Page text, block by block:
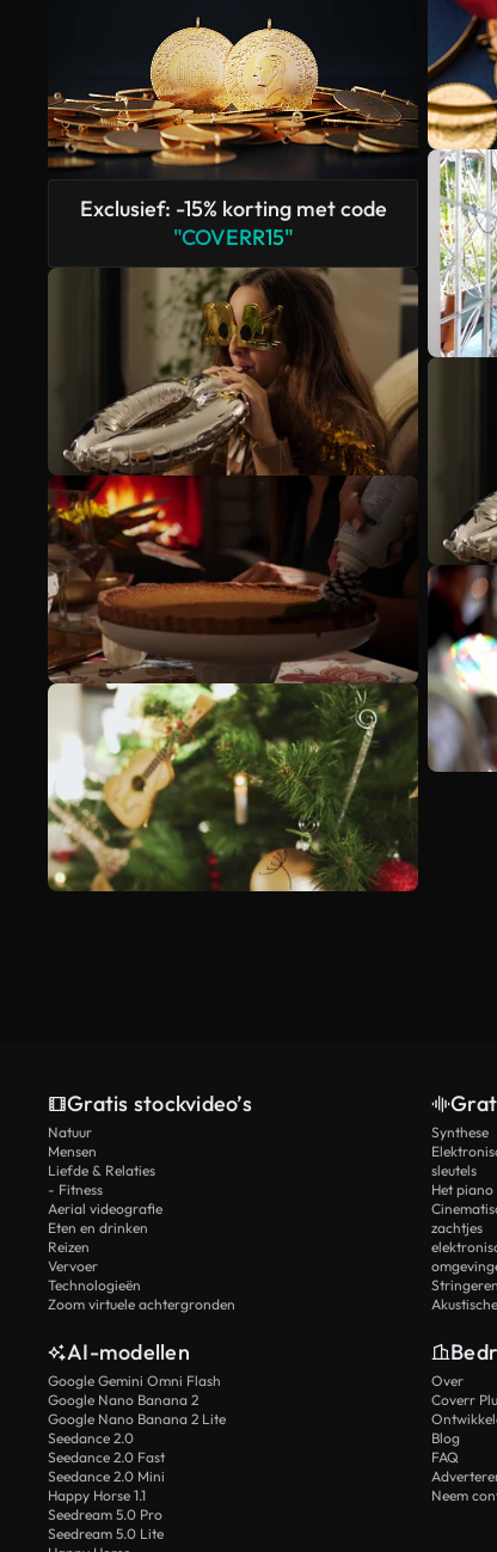
Exclusief: -15% korting met code
"COVERR15"
Gratis stockvideo’s
Natuur
Mensen
Liefde & Relaties
- Fitness
Aerial videografie
Eten en drinken
Reizen
Vervoer
Technologieën
Zoom virtuele achtergronden
Synthese
sleutels
Het piano
zachtjes
Stringeren
AI-modellen
Google Gemini Omni Flash
Google Nano Banana 2
Google Nano Banana 2 Lite
Seedance 2.0
Seedance 2.0 Fast
Seedance 2.0 Mini
Happy Horse 1.1
Seedream 5.0 Pro
Seedream 5.0 Lite
Over
Coverr
Blog
FAQ
Neem